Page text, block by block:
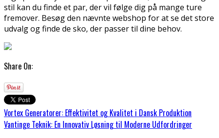
stil kan du finde et par, der vil følge dig på mange ture
fremover. Besøg den nævnte webshop for at se det store
udvalg og finde de sko, der passer til dine behov.
Share On:
Vortex Generatorer: Effektivitet og Kvalitet i Dansk Produktion
Vantinge Teknik: En Innovativ Løsning til Moderne Udfordringer